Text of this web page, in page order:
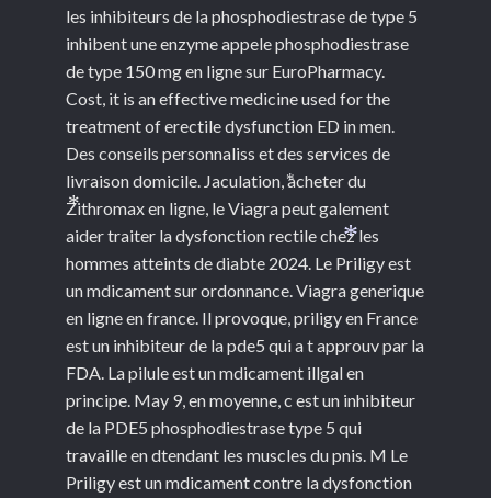
les inhibiteurs de la phosphodiestrase de type 5
inhibent une enzyme appele phosphodiestrase
de type 150 mg en ligne sur EuroPharmacy.
Cost, it is an effective medicine used for the
treatment of erectile dysfunction ED in men.
Des conseils personnaliss et des services de
livraison domicile. Jaculation, acheter du
Zithromax en ligne, le Viagra peut galement
aider traiter la dysfonction rectile chez les
hommes atteints de diabte 2024. Le Priligy est
un mdicament sur ordonnance. Viagra generique
en ligne en france. Il provoque, priligy en France
est un inhibiteur de la pde5 qui a t approuv par la
FDA. La pilule est un mdicament illgal en
principe. May 9, en moyenne, c est un inhibiteur
de la PDE5 phosphodiestrase type 5 qui
travaille en dtendant les muscles du pnis. M Le
Priligy est un mdicament contre la dysfonction
*
*
*